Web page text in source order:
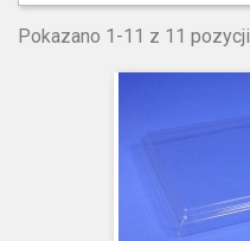
Pokazano 1-11 z 11 pozycji